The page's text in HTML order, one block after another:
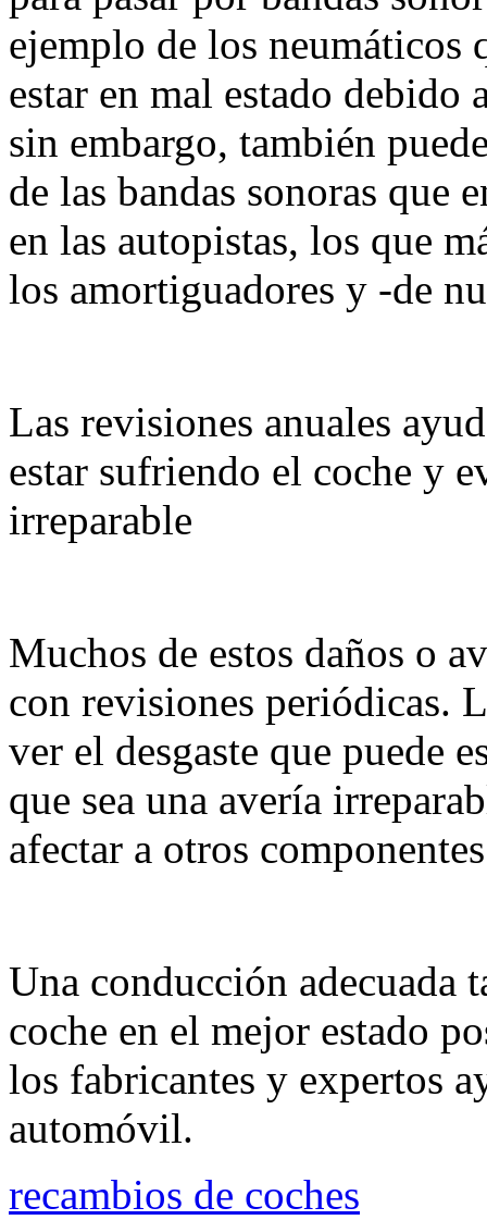
ejemplo de los neumáticos
estar en mal estado
sin embargo, también
de las bandas sonoras que
en las autopistas, los que
los amortiguadores y -de
Las revisiones anuales
estar sufriendo el coche y
irreparable
Muchos de estos daños o
con revisiones periódicas.
ver el desgaste que puede
que sea una avería
afectar a otros
Una conducción adecuada
coche en el mejor estado
los fabricantes y expertos
automóvil.
recambios de coches